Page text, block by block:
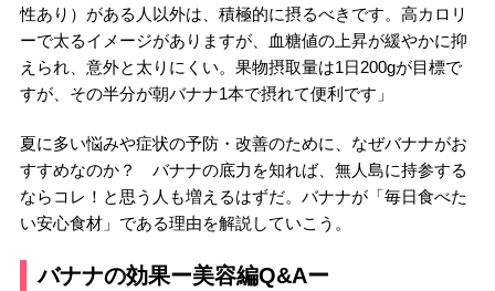
性あり）がある人以外は、積極的に摂るべきです。高カロリ
ーで太るイメージがありますが、血糖値の上昇が緩やかに抑
えられ、意外と太りにくい。果物摂取量は1日200gが目標で
すが、その半分が朝バナナ1本で摂れて便利です」
夏に多い悩みや症状の予防・改善のために、なぜバナナがお
すすめなのか？ バナナの底力を知れば、無人島に持参する
ならコレ！と思う人も増えるはずだ。バナナが「毎日食べた
い安心食材」である理由を解説していこう。
バナナの効果ー美容編Q&Aー